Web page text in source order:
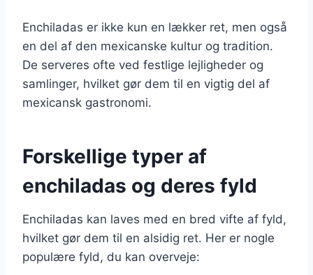
Enchiladas er ikke kun en lækker ret, men også
en del af den mexicanske kultur og tradition.
De serveres ofte ved festlige lejligheder og
samlinger, hvilket gør dem til en vigtig del af
mexicansk gastronomi.
Forskellige typer af
enchiladas og deres fyld
Enchiladas kan laves med en bred vifte af fyld,
hvilket gør dem til en alsidig ret. Her er nogle
populære fyld, du kan overveje: